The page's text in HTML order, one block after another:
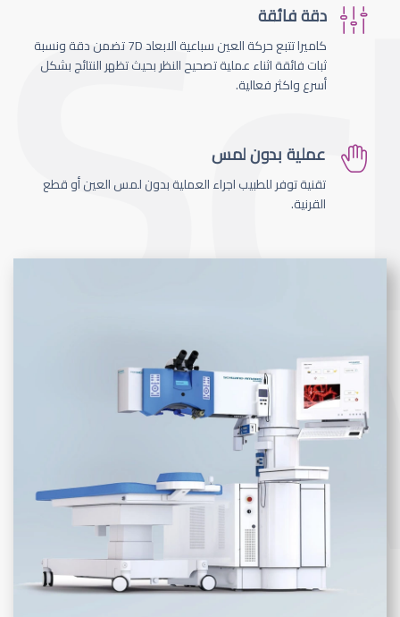
دقة فائقة
كاميرا تتبع حركة العين سباعية الابعاد 7D تضمن دقة ونسبة
ثبات فائقة اثناء عملية تصحيح النظر بحيث تظهر النتائج بشكل
أسرع واكثر فعالية.
عملية بدون لمس
تقنية توفر للطبيب اجراء العملية بدون لمس العين أو قطع
القرنية.